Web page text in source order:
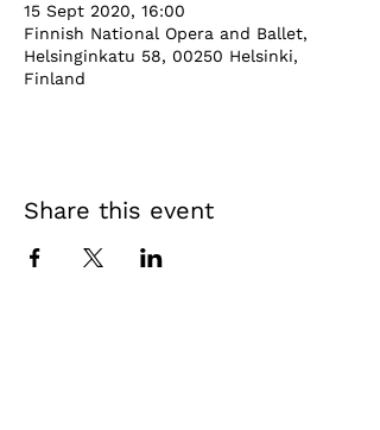
15 Sept 2020, 16:00
Finnish National Opera and Ballet,
Helsinginkatu 58, 00250 Helsinki,
Finland
Share this event